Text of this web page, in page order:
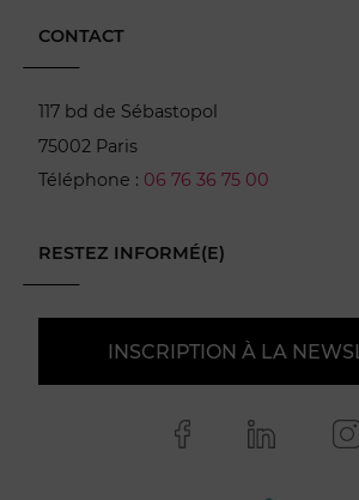
CONTACT
117 bd de Sébastopol
75002 Paris
Téléphone : 06 76 36 75 00
RESTEZ INFORMÉ(E)
INSCRIPTION À LA